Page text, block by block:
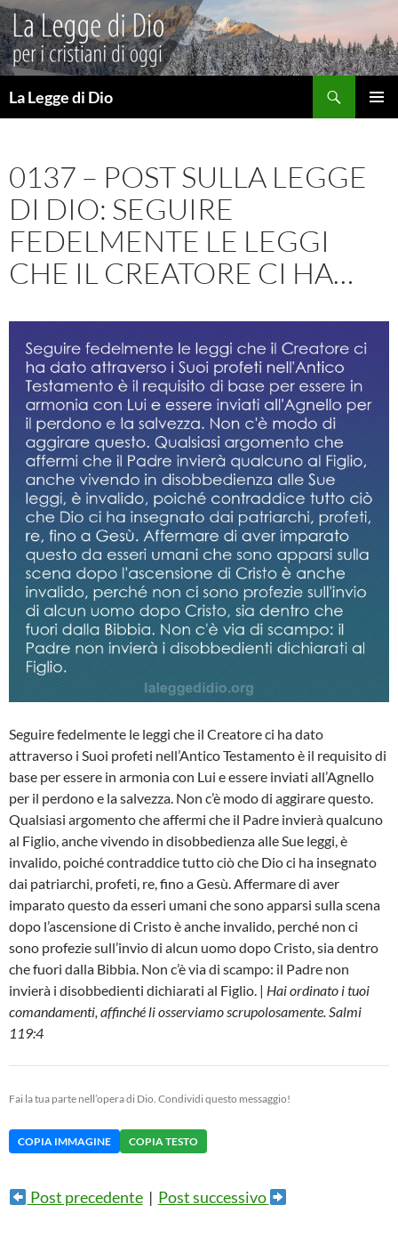
Vai
al
contenuto
La Legge di Dio
0137 – POST SULLA LEGGE
DI DIO: SEGUIRE
FEDELMENTE LE LEGGI
CHE IL CREATORE CI HA…
Seguire fedelmente le leggi che il Creatore ci ha dato
attraverso i Suoi profeti nell’Antico Testamento è il requisito di
base per essere in armonia con Lui e essere inviati all’Agnello
per il perdono e la salvezza. Non c’è modo di aggirare questo.
Qualsiasi argomento che affermi che il Padre invierà qualcuno
al Figlio, anche vivendo in disobbedienza alle Sue leggi, è
invalido, poiché contraddice tutto ciò che Dio ci ha insegnato
dai patriarchi, profeti, re, fino a Gesù. Affermare di aver
imparato questo da esseri umani che sono apparsi sulla scena
dopo l’ascensione di Cristo è anche invalido, perché non ci
sono profezie sull’invio di alcun uomo dopo Cristo, sia dentro
che fuori dalla Bibbia. Non c’è via di scampo: il Padre non
invierà i disobbedienti dichiarati al Figlio. | Hai ordinato i tuoi
comandamenti, affinché li osserviamo scrupolosamente. Salmi
119:4
Fai la tua parte nell’opera di Dio. Condividi questo messaggio!
COPIA IMMAGINE COPIA TESTO
Post precedente| Post successivo